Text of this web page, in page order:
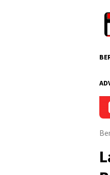
Sabet Juara 2 dan 3